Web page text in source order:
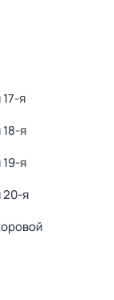
я
я
я
20-я